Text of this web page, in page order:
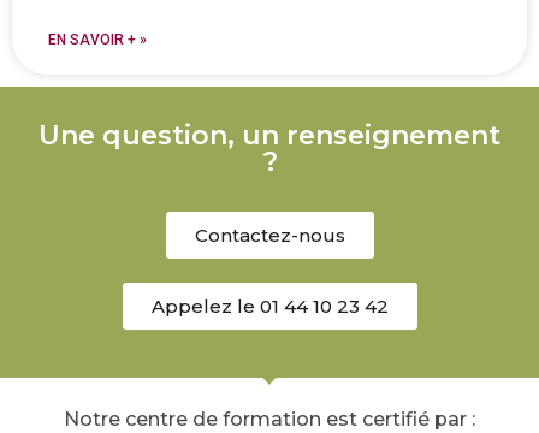
EN SAVOIR + »
Une question, un renseignement
?
Contactez-nous
Appelez le 01 44 10 23 42
Notre centre de formation est certifié par :